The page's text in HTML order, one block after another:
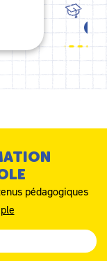
pédagogiques